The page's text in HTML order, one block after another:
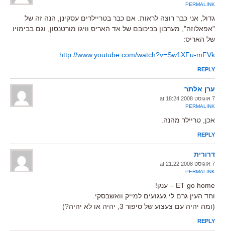
PERMALINK
גדול, אני כבר רוצה לראות. אם כבר בטריילרים עסקינן, הנה זה של
"אפאלוזה", מערבון בכיכובם של אד האריס וויגו מורטנסון, וגם בבימויו
של האריס:
http://www.youtube.com/watch?v=Sw1XFu-mFVk
REPLY
ערן אלתר
7 אוגוסט 2008 at 18:24
PERMALINK
אכן, טריילר מהנה.
REPLY
דרורית
7 אוגוסט 2008 at 21:22
PERMALINK
ET go home – ענק!
וחד העין גרם לי געגועים למייק וואשבסקי.
(ומה יהיה עם צעצוע של סיפור 3, יהיה או לא יהיה?)
REPLY